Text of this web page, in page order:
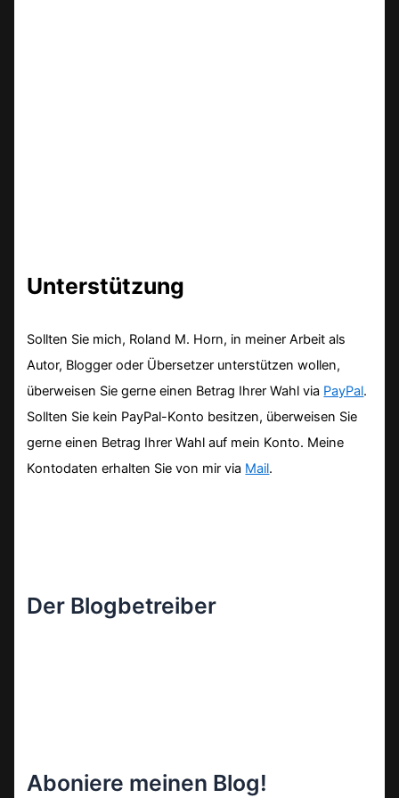
Unterstützung
Sollten Sie mich, Roland M. Horn, in meiner Arbeit als
Autor, Blogger oder Übersetzer unterstützen wollen,
überweisen Sie gerne einen Betrag Ihrer Wahl via PayPal.
Sollten Sie kein PayPal-Konto besitzen, überweisen Sie
gerne einen Betrag Ihrer Wahl auf mein Konto. Meine
Kontodaten erhalten Sie von mir via Mail.
Der Blogbetreiber
Aboniere meinen Blog!